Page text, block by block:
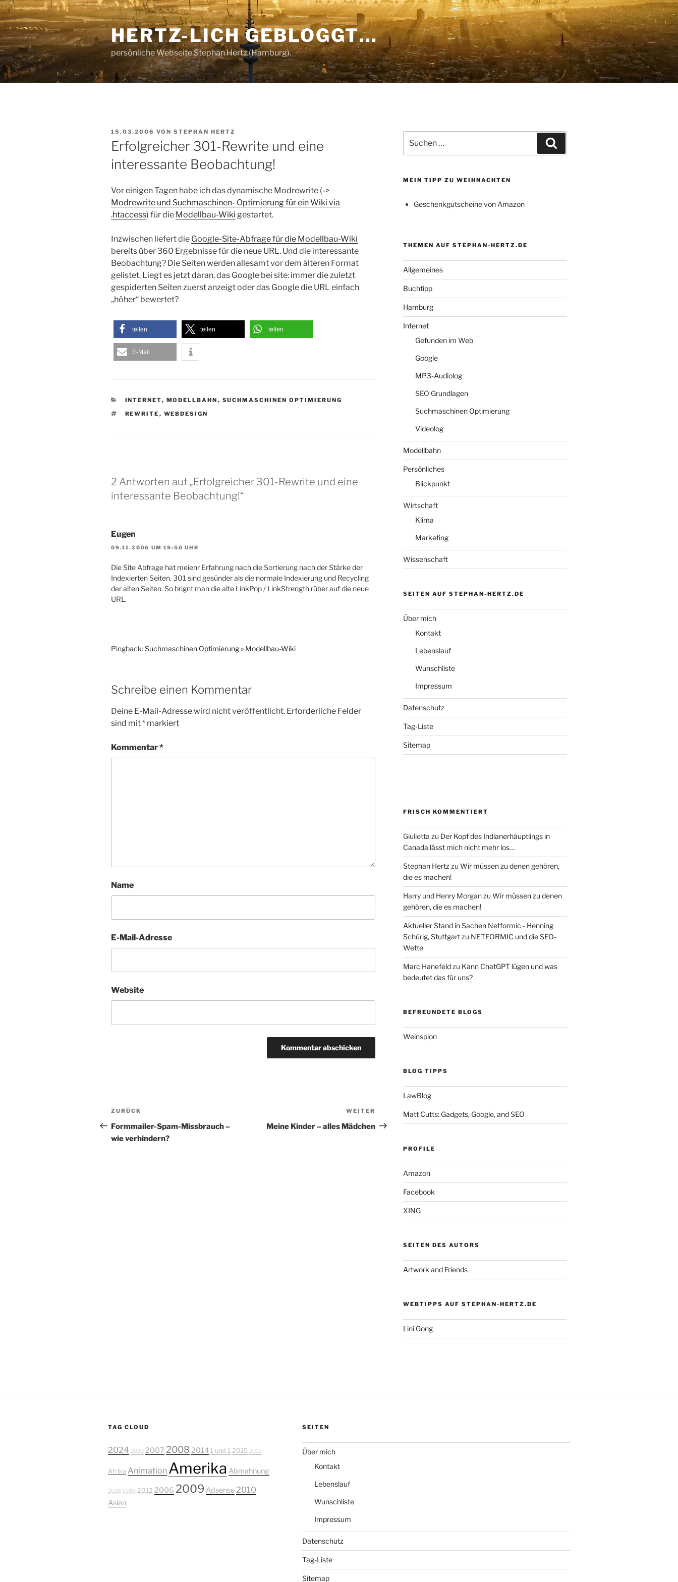
Zum
Inhalt
springen
HERTZ-LICH GEBLOGGT…
persönliche Webseite Stephan Hertz (Hamburg).
VERÖFFENTLICHT
AM
15.03.2006 VON STEPHAN HERTZ
Erfolgreicher 301-Rewrite und eine
interessante Beobachtung!
Vor einigen Tagen habe ich das dynamische Modrewrite (->
Modrewrite und Suchmaschinen- Optimierung für ein Wiki via
.htaccess) für die Modellbau-Wiki gestartet.
Inzwischen liefert die Google-Site-Abfrage für die Modellbau-Wiki
bereits über 360 Ergebnisse für die neue URL. Und die interessante
Beobachtung? Die Seiten werden allesamt vor dem älteren Format
gelistet. Liegt es jetzt daran, das Google bei site: immer die zuletzt
gespiderten Seiten zuerst anzeigt oder das Google die URL einfach
„höher“ bewertet?
teilen teilen teilen
E-Mail
KATEGORIEN
INTERNET, MODELLBAHN , SUCHMASCHINEN OPTIMIERUNG
SCHLAGWÖRTER
REWRITE , WEBDESIGN
2 Antworten auf „Erfolgreicher 301-Rewrite und eine
interessante Beobachtung!“
Eugen
09.11.2006 UM 19:50 UHR
Die Site Abfrage hat meienr Erfahrung nach die Sortierung nach der Stärke der
Indexierten Seiten. 301 sind gesünder als die normale Indexierung und Recycling
der alten Seiten. So brignt man die alte LinkPop / LinkStrength rüber auf die neue
URL.
Pingback:Suchmaschinen Optimierung » Modellbau-Wiki
Schreibe einen Kommentar
Deine E-Mail-Adresse wird nicht veröffentlicht. Erforderliche Felder
sind mit* markiert
Kommentar*
Name
E-Mail-Adresse
Website
Beitragsnavigation
Vorheriger
Beitrag
ZURÜCK
Formmailer-Spam-Missbrauch –
wie verhindern?
Nächster
Beitrag
WEITER
Meine Kinder – alles Mädchen
nach:
MEIN TIPP ZU WEIHNACHTEN
Geschenkgutscheine von Amazon
THEMEN AUF STEPHAN-HERTZ.DE
Allgemeines
Buchtipp
Hamburg
Internet
Gefunden im Web
Google
MP3-Audiolog
SEO Grundlagen
Suchmaschinen Optimierung
Videolog
Modellbahn
Persönliches
Blickpunkt
Wirtschaft
Klima
Marketing
Wissenschaft
SEITEN AUF STEPHAN-HERTZ.DE
Über mich
Kontakt
Lebenslauf
Wunschliste
Impressum
Datenschutz
Tag-Liste
Sitemap
FRISCH KOMMENTIERT
Giulietta zu Der Kopf des Indianerhäuptlings in
Canada lässt mich nicht mehr los…
Stephan Hertz zu Wir müssen zu denen gehören,
die es machen!
Harry und Henry Morganzu Wir müssen zu denen
gehören, die es machen!
Aktueller Stand in Sachen Netformic - Henning
Schürig, Stuttgartzu NETFORMIC und die SEO-
Wette
Marc Hanefeldzu Kann ChatGPT lügen und was
bedeutet das für uns?
BEFREUNDETE BLOGS
Weinspion
BLOG TIPPS
LawBlog
Matt Cutts: Gadgets, Google, and SEO
PROFILE
Amazon
Facebook
XING
SEITEN DES AUTORS
Artwork and Friends
WEBTIPPS AUF STEPHAN-HERTZ.DE
Lini Gong
TAG CLOUD
2024 2020 2007 2008 2014 1 und 1 2015 2016
Afrika Animation Amerika Abmahnung
2028 1986 2012 2006 2009 Adsense 2010
Asien
SEITEN
Über mich
Kontakt
Lebenslauf
Wunschliste
Impressum
Datenschutz
Tag-Liste
Sitemap